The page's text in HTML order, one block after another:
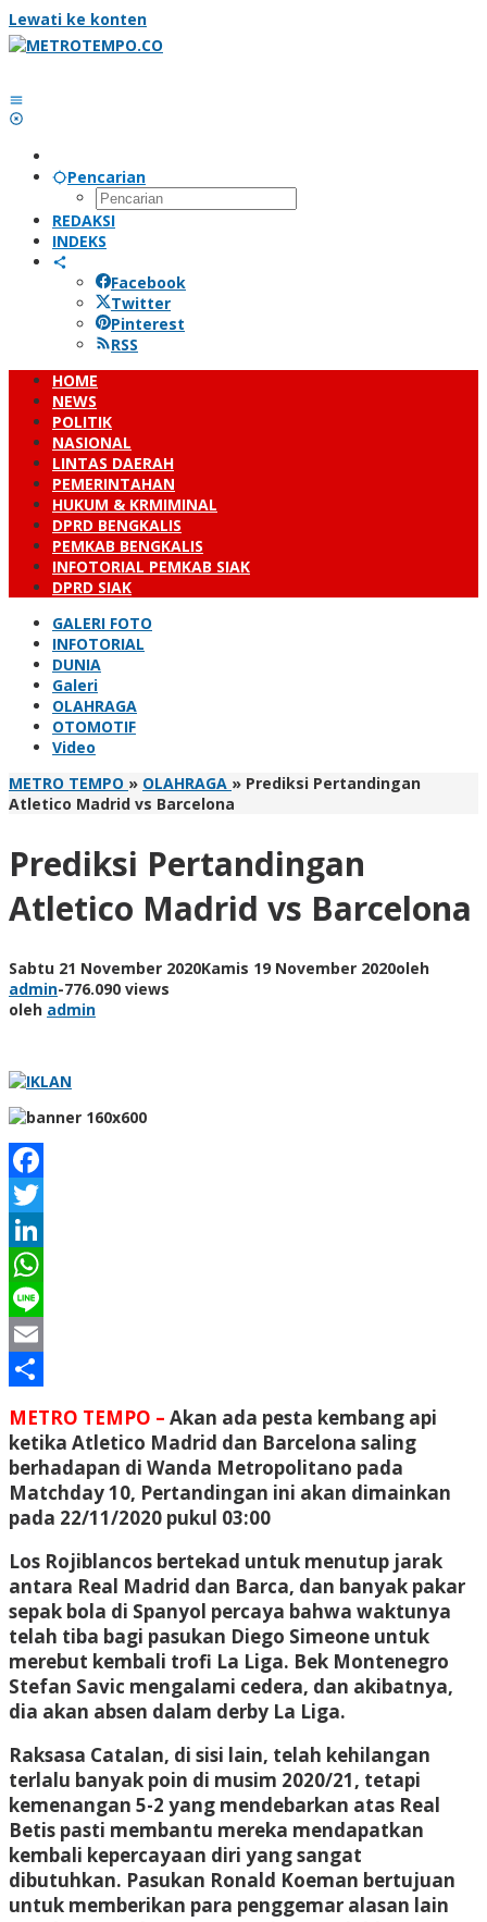
Lewati ke konten
Pencarian
REDAKSI
INDEKS
Facebook
Twitter
Pinterest
RSS
HOME
NEWS
POLITIK
NASIONAL
LINTAS DAERAH
PEMERINTAHAN
HUKUM & KRMIMINAL
DPRD BENGKALIS
PEMKAB BENGKALIS
INFOTORIAL PEMKAB SIAK
DPRD SIAK
GALERI FOTO
INFOTORIAL
DUNIA
Galeri
OLAHRAGA
OTOMOTIF
Video
METRO TEMPO » OLAHRAGA » Prediksi Pertandingan
Atletico Madrid vs Barcelona
Prediksi Pertandingan
Atletico Madrid vs Barcelona
Sabtu 21 November 2020Kamis 19 November 2020oleh
admin-776.090 views
oleh admin
Facebook
Twitter
LinkedIn
WhatsApp
Line
Email
METRO TEMPO – Akan ada pesta kembang api
ketika Atletico Madrid dan Barcelona saling
berhadapan di Wanda Metropolitano pada
Matchday 10, Pertandingan ini akan dimainkan
pada 22/11/2020 pukul 03:00
Los Rojiblancos bertekad untuk menutup jarak
antara Real Madrid dan Barca, dan banyak pakar
sepak bola di Spanyol percaya bahwa waktunya
telah tiba bagi pasukan Diego Simeone untuk
merebut kembali trofi La Liga. Bek Montenegro
Stefan Savic mengalami cedera, dan akibatnya,
dia akan absen dalam derby La Liga.
Raksasa Catalan, di sisi lain, telah kehilangan
terlalu banyak poin di musim 2020/21, tetapi
kemenangan 5-2 yang mendebarkan atas Real
Betis pasti membantu mereka mendapatkan
kembali kepercayaan diri yang sangat
dibutuhkan. Pasukan Ronald Koeman bertujuan
untuk memberikan para penggemar alasan lain